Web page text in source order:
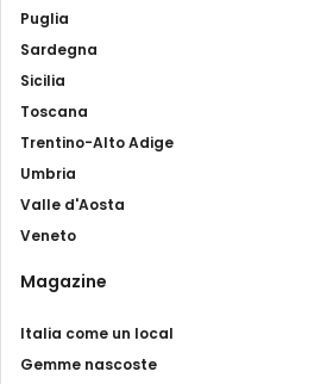
Puglia
Sardegna
Sicilia
Toscana
Trentino-Alto Adige
Umbria
Valle d'Aosta
Veneto
Magazine
Italia come un local
Gemme nascoste